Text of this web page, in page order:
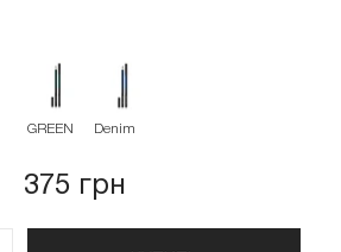
GREEN Denim
375 грн